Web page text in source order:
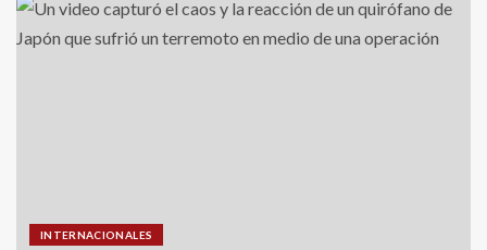
INTERNACIONALES